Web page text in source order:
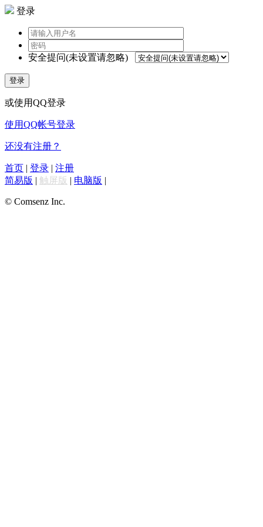
登录
安全提问(未设置请忽略)
登录
或使用QQ登录
使用QQ帐号登录
还没有注册？
首页 | 登录 | 注册
简易版 | 触屏版 | 电脑版 |
© Comsenz Inc.